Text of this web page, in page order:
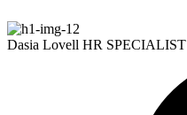
Dasia Lovell HR SPECIALIST